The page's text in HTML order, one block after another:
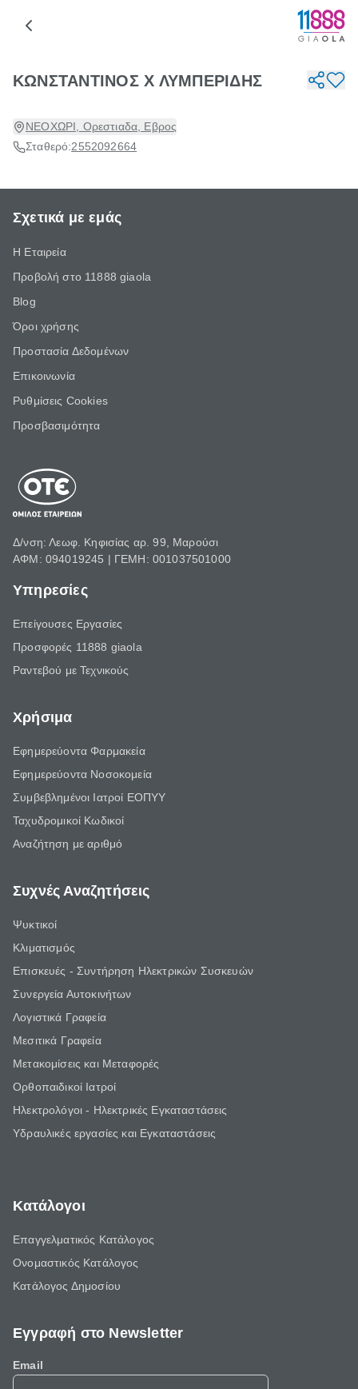
ΚΩΝΣΤΑΝΤΙΝΟΣ Χ ΛΥΜΠΕΡΙΔΗΣ
ΝΕΟΧΩΡΙ, Ορεστιαδα, Εβρος
Σταθερό:2552092664
Σχετικά με εμάς
Η Εταιρεία
Προβολή στο 11888 giaola
Blog
Όροι χρήσης
Προστασία Δεδομένων
Επικοινωνία
Ρυθμίσεις Cookies
Προσβασιμότητα
Δ/νση: Λεωφ. Κηφισίας αρ. 99, Μαρούσι
ΑΦΜ: 094019245 | ΓΕΜΗ: 001037501000
Υπηρεσίες
Επείγουσες Εργασίες
Προσφορές 11888 giaola
Ραντεβού με Τεχνικούς
Χρήσιμα
Εφημερεύοντα Φαρμακεία
Εφημερεύοντα Νοσοκομεία
Συμβεβλημένοι Ιατροί ΕΟΠΥΥ
Ταχυδρομικοί Κωδικοί
Αναζήτηση με αριθμό
Συχνές Αναζητήσεις
Ψυκτικοί
Κλιματισμός
Επισκευές - Συντήρηση Ηλεκτρικών Συσκευών
Συνεργεία Αυτοκινήτων
Λογιστικά Γραφεία
Μεσιτικά Γραφεία
Μετακομίσεις και Μεταφορές
Ορθοπαιδικοί Ιατροί
Ηλεκτρολόγοι - Ηλεκτρικές Εγκαταστάσεις
Υδραυλικές εργασίες και Εγκαταστάσεις
Κατάλογοι
Επαγγελματικός Κατάλογος
Ονομαστικός Κατάλογος
Κατάλογος Δημοσίου
Εγγραφή στο Newsletter
Email